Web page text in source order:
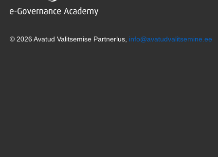
© 2026 Avatud Valitsemise Partnerlus, info@avatudvalitsemine.ee